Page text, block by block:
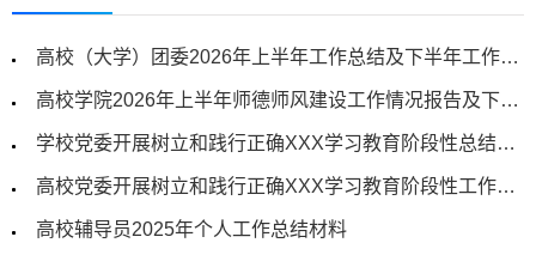
高校（大学）团委2026年上半年工作总结及下半年工作计划
高校学院2026年上半年师德师风建设工作情况报告及下一步工作计划
学校党委开展树立和践行正确XXX学习教育阶段性总结材料
高校党委开展树立和践行正确XXX学习教育阶段性工作总结
高校辅导员2025年个人工作总结材料